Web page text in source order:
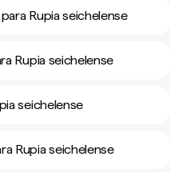
Rupia seichelense
Rupia seichelense
seichelense
Rupia seichelense